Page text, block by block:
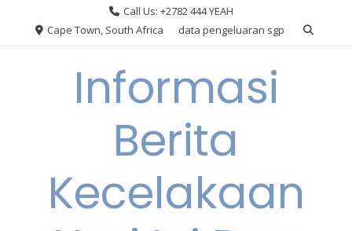
Call Us: +2782 444 YEAH
Cape Town, South Africa
data pengeluaran sgp
Informasi
Berita
Kecelakaan